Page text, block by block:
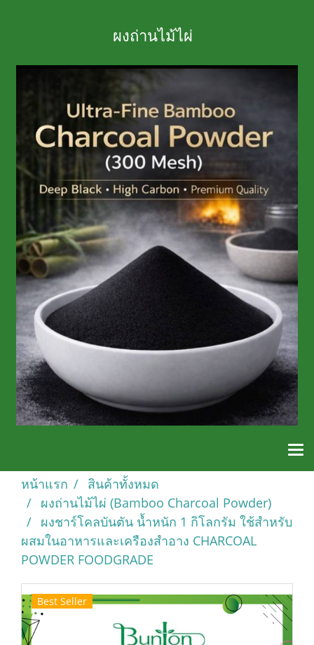
ผงถ่านไม้ไผ่
หน้าแรก
สินค้าทั้งหมด
ผงถ่านไม้ไผ่ (Bamboo Charcoal Powder)
ผงชาร์โคลบันตัน น้ำหนัก 1 กิโลกรัม ใช้สำหรับ
ผสมในอาหารและเครืองสำอาง CHARCOAL
POWDER FOODGRADE
Best Seller